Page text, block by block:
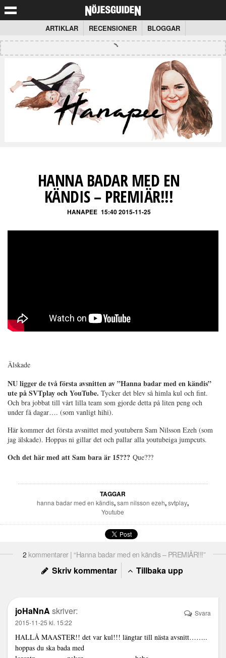
ARTIKLAR RECENSIONER BLOGGAR
HANNA BADAR MED EN
KÄNDIS – PREMIÄR!!!
HANAPEE 15:40 2015-11-25
Älskade
NU ligger de två första avsnitten av ”Hanna badar med en kändis”
ute på SVTplay och YouTube. Tycker det blev så himla kul och fint.
Och bra jobbat till vårt lilla team som gjorde detta på liten peng och
under få dagar…. (som vanligt hihi).
Här kommer det första avsnittet med youtubern Sam Nilsson Ezeh (som
jag älskade). Hoppas ni gillar det och pallar alla youtubeiga jumpcuts.
Och det här med att Sam bara är 15??? Que???
TAGGAR
hanna badar med en kändis,sam nilsson ezeh,svtplay,
Youtube
2 kommentarer | “Hanna badar med en kändis – PREMIÄR!!!”
Skriv kommentar Tillbaka upp
joHaNnA skriver:
2015-11-25 kl. 15:22
HALLÅ MAASTER!! det var kul!!! längtar till nästa avsnitt……..
hoppas du ska bada med
Svara